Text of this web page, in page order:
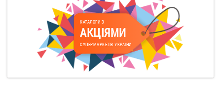
КАТАЛОГИ З
АКЦІЯМИ
СУПЕРМАРКЕТІВ УКРАЇНИ